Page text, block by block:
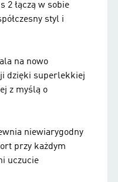
2 łączą w sobie
styl i
na nowo
dzięki superlekkiej
z myślą o
niewiarygodny
przy każdym
uczucie